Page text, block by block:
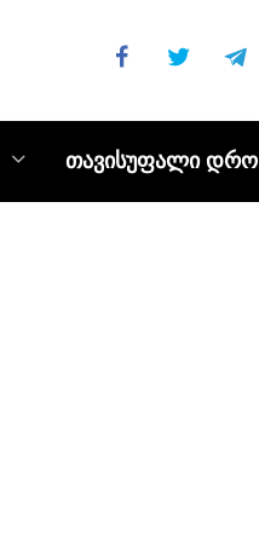
თავისუფალი დრო